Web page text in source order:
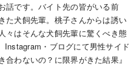
話です。バイト先の皆がいる前
た犬飼先輩。桃子さんからは誘い
々はそんな犬飼先輩に驚くべき態
Instagram・ブログにて男性サイド
わないの？に限界がきた結果』